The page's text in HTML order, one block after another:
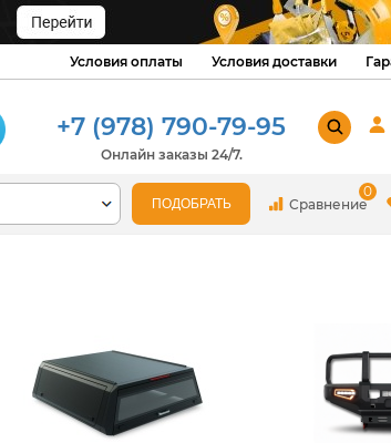
Условия оплаты Условия доставки
+7 (978) 790-79-95
Онлайн заказы 24/7.
Сравнение
0